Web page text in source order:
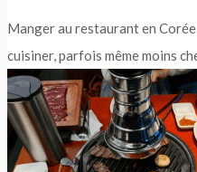
Manger au restaurant en
cuisiner, parfois même moins